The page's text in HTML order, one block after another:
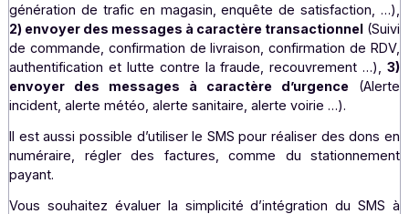
Un champ d’utilisation varié
Les exemples d’utilisation n’ont pour limites que
et les besoins attachés à vos services, que ce soit
augmenter vos ventes, améliorer votre service
optimiser le travail de vos équipes, communiquer en
de crise, ou encore réduire vos coûts d’exploitation.
Le champ des possibilités est vaste. Vous pouvez
SMS Marketing mobile pour